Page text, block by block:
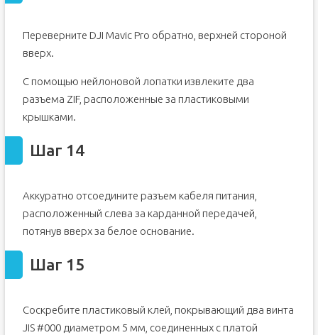
Переверните DJI Mavic Pro обратно, верхней стороной
вверх.
С помощью нейлоновой лопатки извлеките два
разъема ZIF, расположенные за пластиковыми
крышками.
Шаг 14
Аккуратно отсоедините разъем кабеля питания,
расположенный слева за карданной передачей,
потянув вверх за белое основание.
Шаг 15
Соскребите пластиковый клей, покрывающий два винта
JIS #000 диаметром 5 мм, соединенных с платой